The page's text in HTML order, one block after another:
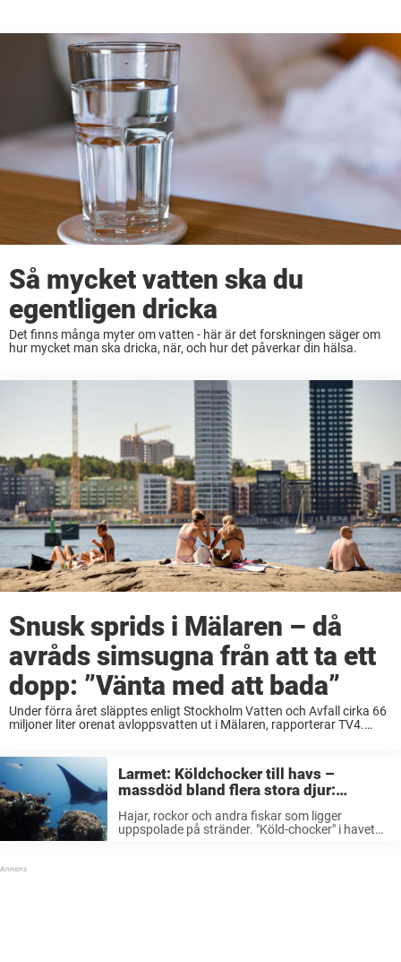
Så mycket vatten ska du
egentligen dricka
Det finns många myter om vatten - här är det forskningen säger om
hur mycket man ska dricka, när, och hur det påverkar din hälsa.
Snusk sprids i Mälaren – då
avråds simsugna från att ta ett
dopp: ”Vänta med att bada”
Under förra året släpptes enligt Stockholm Vatten och Avfall cirka 66
miljoner liter orenat avloppsvatten ut i Mälaren, rapporterar TV4.
Larmet: Köldchocker till havs –
massdöd bland flera stora djur:
”Oroande”
Hajar, rockor och andra fiskar som ligger
uppspolade på stränder. "Köld-chocker" i havet